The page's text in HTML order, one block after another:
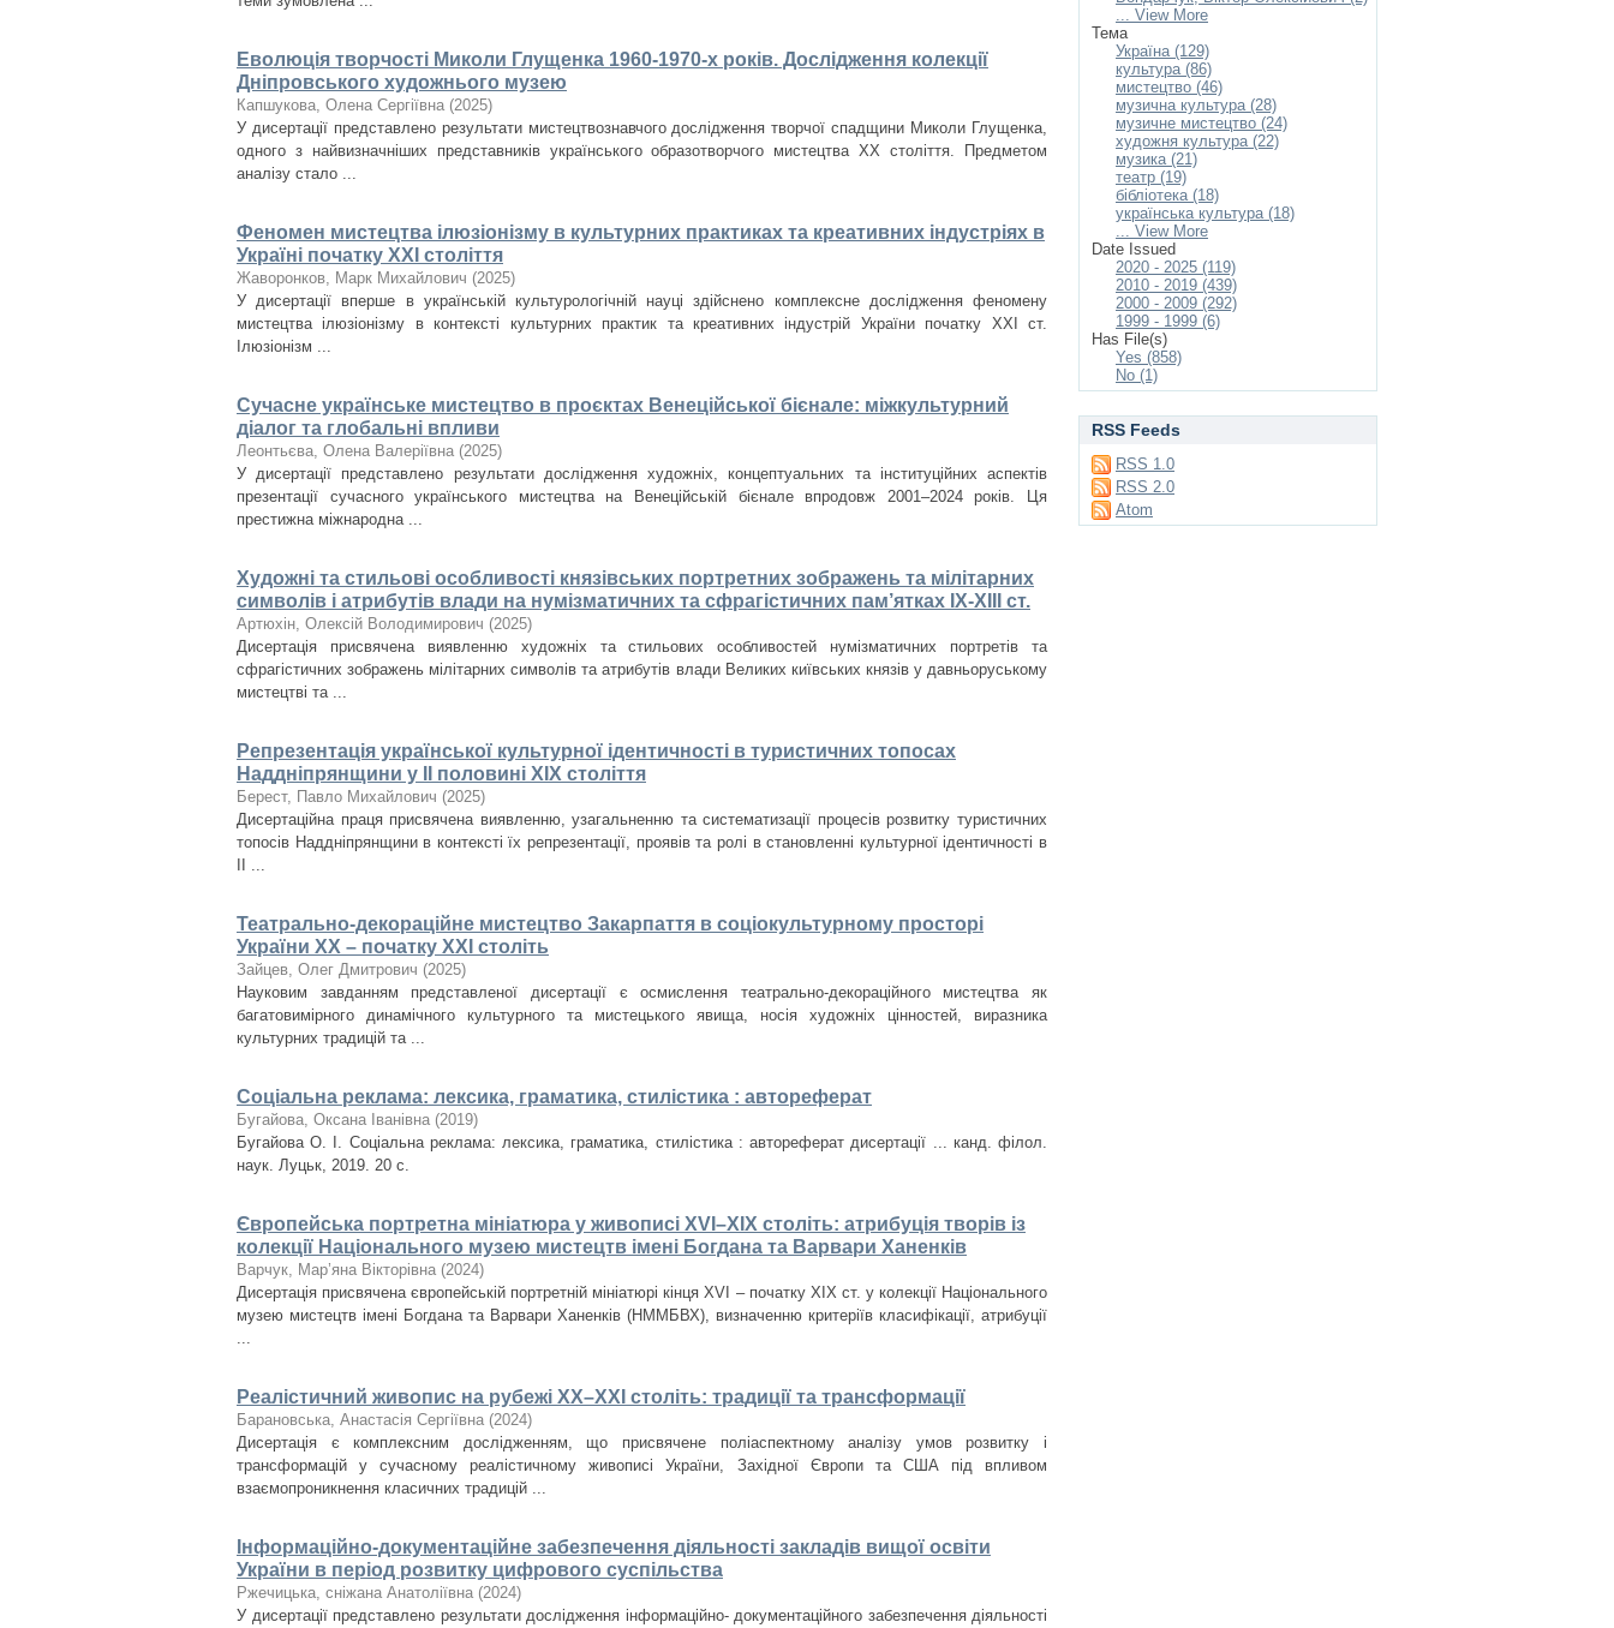
Еволюція творчості Миколи Глущенка 1960-1970-х років. Дослідження колекції
Дніпровського художнього музею
Капшукова, Олена Сергіївна (2025)
У дисертації представлено результати мистецтвознавчого дослідження творчої спадщини Миколи Глущенка,
одного з найвизначніших представників українського образотворчого мистецтва ХХ століття. Предметом
аналізу стало ...
Феномен мистецтва ілюзіонізму в культурних практиках та креативних індустріях в
Україні початку ХХІ століття
Жаворонков, Марк Михайлович (2025)
У дисертації вперше в українській культурологічній науці здійснено комплексне дослідження феномену
мистецтва ілюзіонізму в контексті культурних практик та креативних індустрій України початку ХХІ ст.
Ілюзіонізм ...
Сучасне українське мистецтво в проєктах Венеційської бієнале: міжкультурний
діалог та глобальні впливи
Леонтьєва, Олена Валеріївна (2025)
У дисертації представлено результати дослідження художніх, концептуальних та інституційних аспектів
презентації сучасного українського мистецтва на Венеційській бієнале впродовж 2001–2024 років. Ця
престижна міжнародна ...
Художні та стильові особливості князівських портретних зображень та мілітарних
символів і атрибутів влади на нумізматичних та сфрагістичних пам’ятках ІХ-ХІІІ ст.
Артюхін, Олексій Володимирович (2025)
Дисертація присвячена виявленню художніх та стильових особливостей нумізматичних портретів та
сфрагістичних зображень мілітарних символів та атрибутів влади Великих київських князів у давньоруському
мистецтві та ...
Репрезентація української культурної ідентичності в туристичних топосах
Наддніпрянщини у ІІ половині XIX століття
Берест, Павло Михайлович (2025)
Дисертаційна праця присвячена виявленню, узагальненню та систематизації процесів розвитку туристичних
топосів Наддніпрянщини в контексті їх репрезентації, проявів та ролі в становленні культурної ідентичності в
ІІ ...
Театрально-декораційне мистецтво Закарпаття в соціокультурному просторі
України ХХ – початку ХХІ століть
Зайцев, Олег Дмитрович (2025)
Науковим завданням представленої дисертації є осмислення театрально-декораційного мистецтва як
багатовимірного динамічного культурного та мистецького явища, носія художніх цінностей, виразника
культурних традицій та ...
Соціальна реклама: лексика, граматика, стилістика : автореферат
Бугайова, Оксана Іванівна (2019)
Бугайова О. І. Соціальна реклама: лексика, граматика, стилістика : автореферат дисертації ... канд. філол.
наук. Луцьк, 2019. 20 с.
Європейська портретна мініатюра у живописі XVI–XIX століть: атрибуція творів із
колекції Національного музею мистецтв імені Богдана та Варвари Ханенків
Варчук, Мар’яна Вікторівна (2024)
Дисертація присвячена європейській портретній мініатюрі кінця XVI – початку XIX ст. у колекції Національного
музею мистецтв імені Богдана та Варвари Ханенків (НММБВХ), визначенню критеріїв класифікації, атрибуції
...
Реалістичний живопис на рубежі ХХ–ХХІ століть: традиції та трансформації
Барановська, Анастасія Сергіївна (2024)
Дисертація є комплексним дослідженням, що присвячене поліаспектному аналізу умов розвитку і
трансформацій у сучасному реалістичному живописі України, Західної Європи та США під впливом
взаємопроникнення класичних традицій ...
Інформаційно-документаційне забезпечення діяльності закладів вищої освіти
України в період розвитку цифрового суспільства
Ржечицька, сніжана Анатоліївна (2024)
У дисертації представлено результати дослідження інформаційно- документаційного забезпечення діяльності
... View More
Тема
Україна (129)
культура (86)
мистецтво (46)
музична культура (28)
музичне мистецтво (24)
художня культура (22)
музика (21)
театр (19)
бібліотека (18)
українська культура (18)
... View More
Date Issued
2020 - 2025 (119)
2010 - 2019 (439)
2000 - 2009 (292)
1999 - 1999 (6)
Has File(s)
Yes (858)
No (1)
RSS Feeds
RSS 1.0
RSS 2.0
Atom